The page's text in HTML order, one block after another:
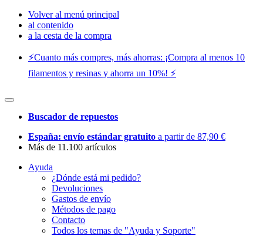
Volver al menú principal
al contenido
a la cesta de la compra
⚡️Cuanto más compres, más ahorras: ¡Compra al menos 10
filamentos y resinas y ahorra un 10%! ⚡️
Buscador de repuestos
España: envío estándar gratuito a partir de 87,90 €
Más de 11.100 artículos
Ayuda
¿Dónde está mi pedido?
Devoluciones
Gastos de envío
Métodos de pago
Contacto
Todos los temas de "Ayuda y Soporte"